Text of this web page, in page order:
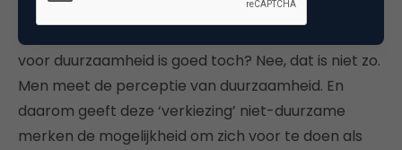
marketingapparaten, in plaats van daadwerkelijke
duurzame impact.” Bosma: “Maar alle aandacht
voor duurzaamheid is goed toch? Nee, dat is niet zo.
Men meet de perceptie van duurzaamheid. En
daarom geeft deze ‘verkiezing’ niet-duurzame
merken de mogelijkheid om zich voor te doen als